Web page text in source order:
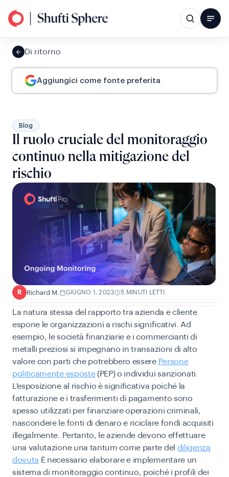
Di ritorno
Aggiungici come fonte preferita
Blog
Il ruolo cruciale del monitoraggio
continuo nella mitigazione del
rischio
R Richard M. GIUGNO 1, 2023 5 MINUTI LETTI
La natura stessa del rapporto tra azienda e cliente
espone le organizzazioni a rischi significativi.
Ad
esempio, le società finanziarie e i commercianti di
metalli preziosi si impegnano in transazioni di alto
valore con parti che potrebbero essere Persone
politicamente esposte(PEP) o individui sanzionati.
L'esposizione al rischio è significativa poiché la
fatturazione e i trasferimenti di pagamento sono
spesso utilizzati per finanziare operazioni criminali,
nascondere le fonti di denaro e riciclare fondi acquisiti
illegalmente. Pertanto, le aziende devono effettuare
una valutazione una tantum come parte del diligenza
dovuta È necessario elaborare e implementare un
sistema di monitoraggio continuo, poiché i profili dei